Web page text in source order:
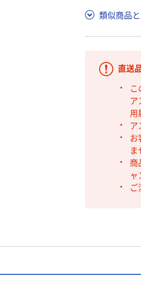
類似商品
直送
こ
ア
用
ア
お
ま
商
ャ
ご